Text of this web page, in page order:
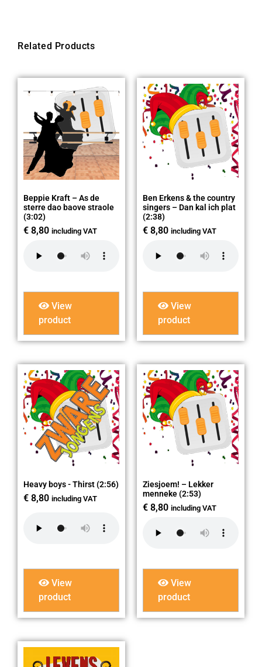
Related Products
Beppie Kraft – As de
sterre dao baove straole
(3:02)
€ 8,80 including VAT
View
product
Ben Erkens & the country
singers – Dan kal ich plat
(2:38)
€ 8,80 including VAT
View
product
Heavy boys - Thirst (2:56)
€ 8,80 including VAT
View
product
Ziesjoem! – Lekker
menneke (2:53)
€ 8,80 including VAT
View
product